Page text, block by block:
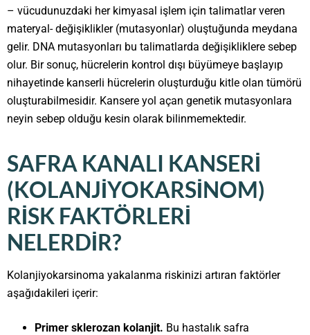
– vücudunuzdaki her kimyasal işlem için talimatlar veren
materyal- değişiklikler (mutasyonlar) oluştuğunda meydana
gelir. DNA mutasyonları bu talimatlarda değişikliklere sebep
olur. Bir sonuç, hücrelerin kontrol dışı büyümeye başlayıp
nihayetinde kanserli hücrelerin oluşturduğu kitle olan tümörü
oluşturabilmesidir. Kansere yol açan genetik mutasyonlara
neyin sebep olduğu kesin olarak bilinmemektedir.
SAFRA KANALI KANSERI
(KOLANJIYOKARSINOM)
RISK FAKTÖRLERI
NELERDIR?
Kolanjiyokarsinoma yakalanma riskinizi artıran faktörler
aşağıdakileri içerir:
Primer sklerozan kolanjit. Bu hastalık safra